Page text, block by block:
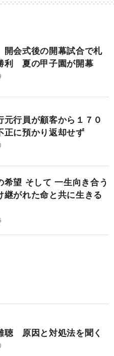
会式後の開幕試合で札
利 夏の甲子園が開幕
元行員が顧客から１７０
正に預かり返却せず
希望 そして 一生向き合う
がれた命と共に生きる
聴 原因と対処法を聞く